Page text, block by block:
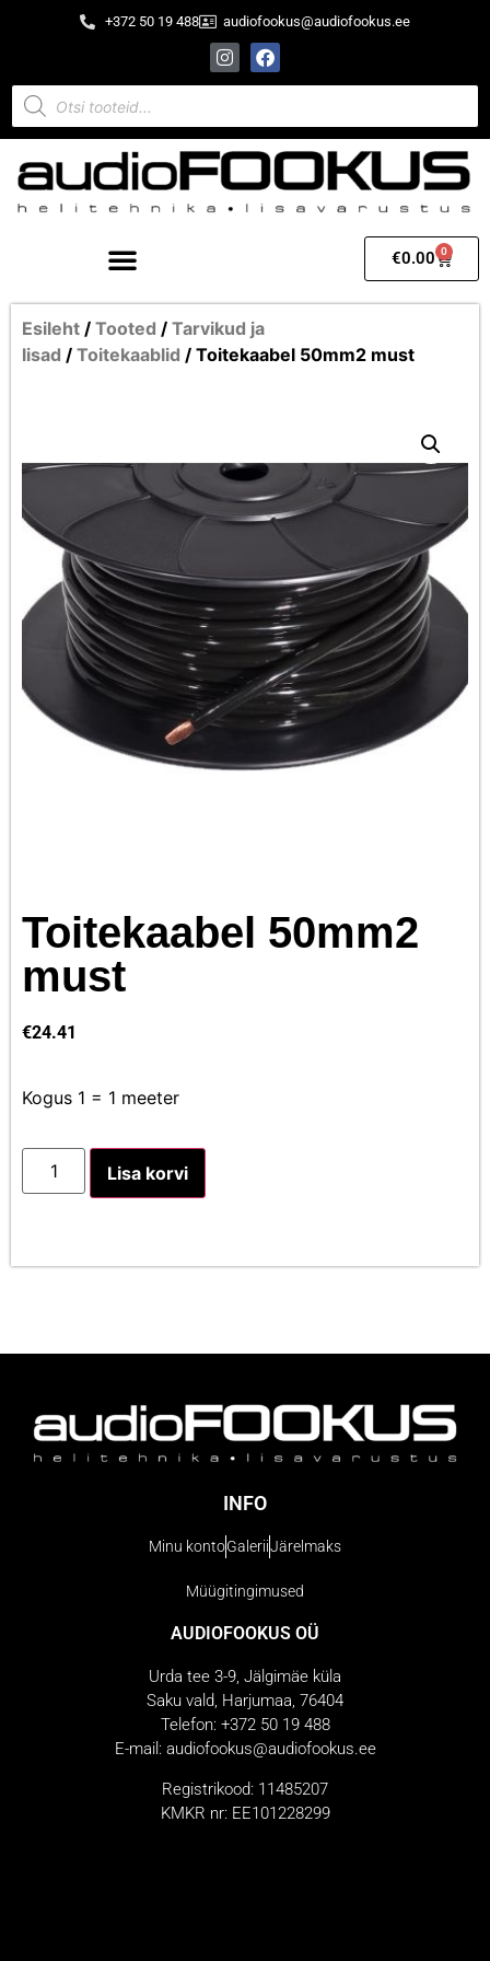
+372 50 19 488 audiofookus@audiofookus.ee
€0.00 0
Esileht / Tooted / Tarvikud ja
lisad / Toitekaablid / Toitekaabel 50mm2 must
Toitekaabel 50mm2
must
€24.41
Kogus 1 = 1 meeter
Lisa korvi
INFO
Minu kontoGaleriiJärelmaks
Müügitingimused
AUDIOFOOKUS OÜ
Urda tee 3-9, Jälgimäe küla
Saku vald, Harjumaa, 76404
Telefon: +372 50 19 488
E-mail: audiofookus@audiofookus.ee
Registrikood: 11485207
KMKR nr: EE101228299